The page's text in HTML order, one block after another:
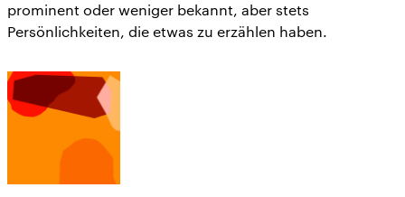
prominent oder weniger bekannt, aber stets
Persönlichkeiten, die etwas zu erzählen haben.